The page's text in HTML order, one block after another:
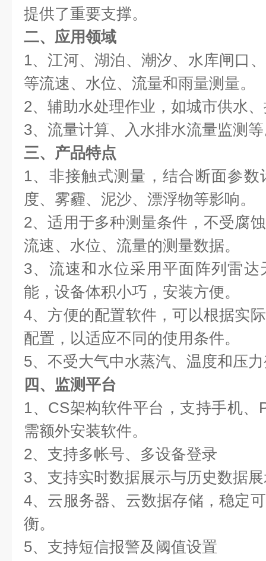
提供了重要支撑。
二、应用领域
1、江河、湖泊、潮汐、水库闸口
等流速、水位、流量和雨量测量。
2、辅助水处理作业，如城市供水
3、流量计算、入水排水流量监测
三、产品特点
1、非接触式测量，结合断面参
度、雾霾、泥沙、漂浮物等影响。
2、适用于多种测量条件，不受腐
流速、水位、流量的测量数据。
3、流速和水位采用平面阵列雷
能，设备体积小巧，安装方便。
4、方便的配置软件，可以根据实
配置，以适应不同的使用条件。
5、不受大气中水蒸汽、温度和压
四、监测平台
1、CS架构软件平台，支持手机、
需额外安装软件。
2、支持多帐号、多设备登录
3、支持实时数据展示与历史数据
4、云服务器、云数据存储，稳定
衡。
5、支持短信报警及阈值设置